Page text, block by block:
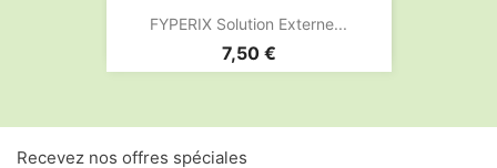
FYPERIX Solution Externe...
Prix
7,50 €
Recevez nos offres spéciales